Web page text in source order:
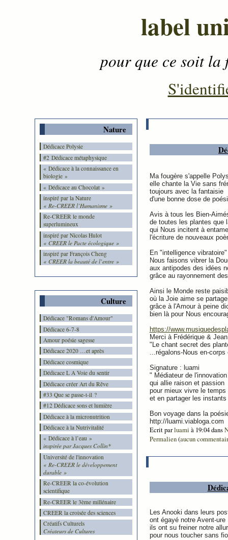
label
pour que ce soit
Nature
Dédicace Polysie
#2 Dédicace métaphysique
« Dédicace à la connaissance en
biologie »
« Dédicace au Chocolat »
inspiré par la Nature
« Re-CREER l’Humanisme »
Re-CREER le monde
superlumineux
inspiré par Nicolas Hulot
« CREER le Pacte écologique »
inspiré par François Cheng
« CREER la beauté de l’entre »
Culture
Dédicace "Romans d'Amour"
Dédicace 6-7-8
Amour poésie sagesse
Dédicace 2020 …et après
Dédicace cosmique
Dédicace L A Voie du sentir
Dédicace créer Art du Rêve
#33 Que se passe-t-il ?
#12 Dédicace sons et lumière
Dédicace à la micronutrition
Dédicace à la Nutrivitalité
« Dédicace à l’eau »
inspirée par Jacques Collin*
Université de l'innovation
« Re-CREER le développement
durable »
Re-CREER la co-évolution
scientifique
Re-CREER le 3ème millénaire
CREER la croisée des sciences
Créatifs Culturels
Créateurs de Cultures
Ma fougère s'appelle
elle chante la Vie sans
toujours avec la fantaisie
d'une bonne dose de
Avis à tous les Bien-
de toutes les plantes que
qui Nous incitent à
l'écriture de nouveaux
En "intelligence vibratoire"
Nous faisons vibrer la
aux antipodes des idées
grâce au rayonnement
Ainsi le Monde reste
où la Joie aime se
grâce à l'Amour à peine
bien là pour Nous
https://
Merci à Frédérique &
"Le chant secret des
...régalons-Nous en-
Signature : luami
" Médiateur de l'innovation
qui allie raison et passion
pour mieux vivre le temps
et en partager les instants
Bon voyage dans la
http://luami.viabloga.com
Ecrit parluami à 19:04 dans
Permalien(aucun
Les Anooki dans leurs
ont égayé notre Avent-ure
ils ont su freiner notre
pour nous toucher sans